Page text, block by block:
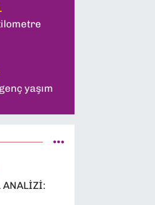
yaşım
ANALİZİ: